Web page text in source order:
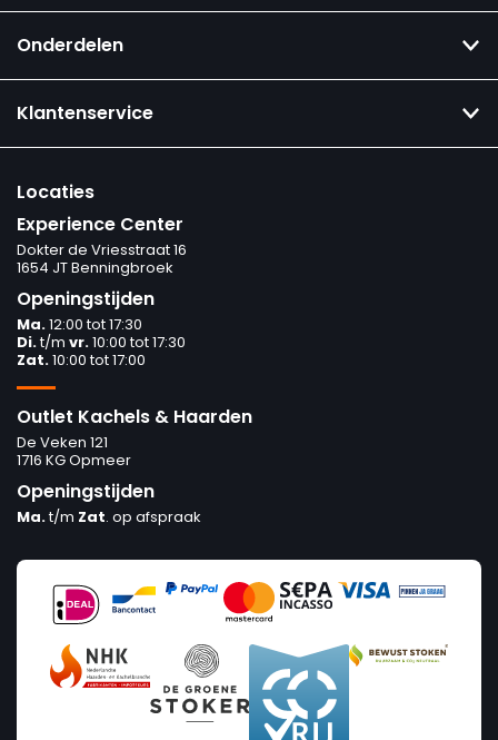
Onderdelen
Klantenservice
Locaties
Experience Center
Dokter de Vriesstraat 16
1654 JT Benningbroek
Openingstijden
Ma.12:00 tot 17:30
Di.t/m vr.10:00 tot 17:30
Zat.10:00 tot 17:00
Outlet Kachels & Haarden
De Veken 121
1716 KG Opmeer
Openingstijden
Ma.t/m Zat. op afspraak